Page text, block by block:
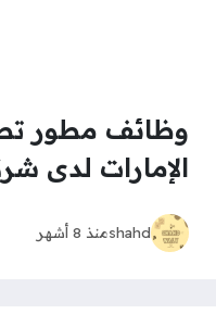
الإمارات لدى
shahdمنذ 8 أشهر